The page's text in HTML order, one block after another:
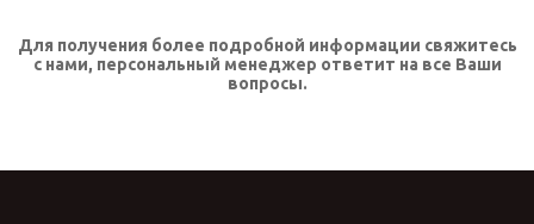
Для получения более подробной информации свяжитесь
с нами, персональный менеджер ответит на все Ваши
вопросы.